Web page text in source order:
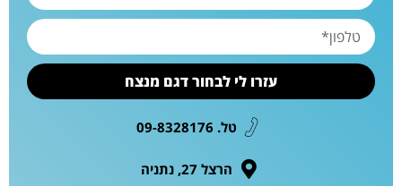
עזרו לי לבחור דגם מנצח
טל. 09-8328176
הרצל 27, נתניה